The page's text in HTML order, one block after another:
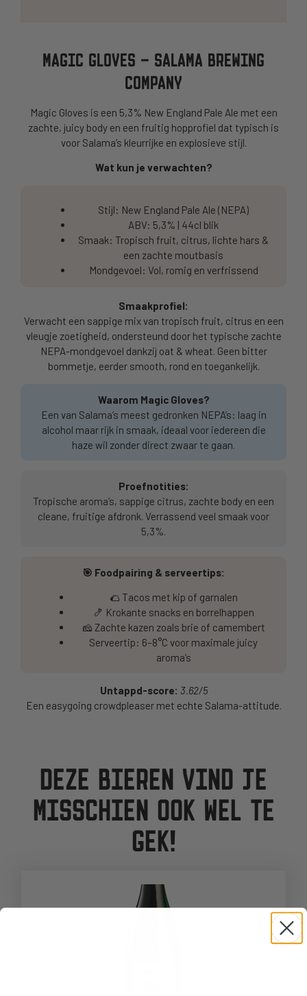
MAGIC GLOVES – SALAMA BREWING
COMPANY
Magic Gloves is een 5,3% New England Pale Ale met een
zachte, juicy body en een fruitig hopprofiel dat typisch is
voor Salama’s kleurrijke en explosieve stijl.
Wat kun je verwachten?
Stijl: New England Pale Ale (NEPA)
ABV: 5,3% | 44cl blik
Smaak: Tropisch fruit, citrus, lichte hars &
een zachte moutbasis
Mondgevoel: Vol, romig en verfrissend
Smaakprofiel:
Verwacht een sappige mix van tropisch fruit, citrus en een
vleugje zoetigheid, ondersteund door het typische zachte
NEPA-mondgevoel dankzij oat & wheat. Geen bitter
bommetje, eerder smooth, rond en toegankelijk.
Waarom Magic Gloves?
Een van Salama’s meest gedronken NEPA’s: laag in
alcohol maar rijk in smaak, ideaal voor iedereen die
haze wil zonder direct zwaar te gaan.
Proefnotities:
Tropische aroma’s, sappige citrus, zachte body en een
cleane, fruitige afdronk. Verrassend veel smaak voor
5,3%.
🎯 Foodpairing & serveertips:
🌮 Tacos met kip of garnalen
🍤 Krokante snacks en borrelhappen
🧀 Zachte kazen zoals brie of camembert
Serveertip: 6–8°C voor maximale juicy
aroma’s
Untappd-score: 3.62/5
Een easygoing crowdpleaser met echte Salama-attitude.
DEZE BIEREN VIND JE
MISSCHIEN OOK WEL TE
GEK!